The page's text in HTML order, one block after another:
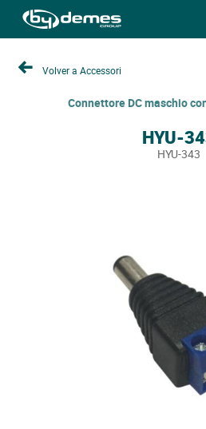
Volver a Accessori
Connettore DC maschio
HYU-
HYU-343